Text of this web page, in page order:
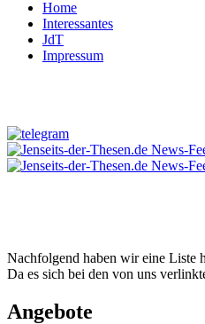
Home
Interessantes
JdT
Impressum
Nachfolgend haben wir eine Liste
Da es sich bei den von uns
Angebote